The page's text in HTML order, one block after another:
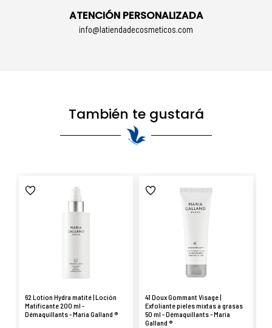
ATENCIÓN PERSONALIZADA
info@latiendadecosmeticos.com
También te gustará
62 Lotion Hydra matité | Loción
Matificante 200 ml -
Démaquillants - Maria Galland ®
41 Doux Gommant Visage |
Exfoliante pieles mixtas a grasas
50 ml - Démaquillants - Maria
Galland ®